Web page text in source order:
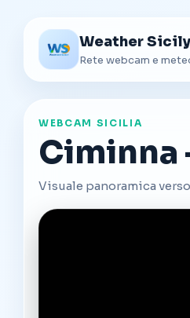
Weather Sicily
Rete webcam e
WEBCAM SICILIA
Ciminna
Visuale panoramica